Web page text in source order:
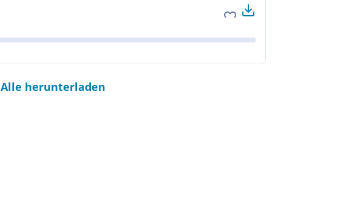
Zu Favoriten hinzufügen
Alle herunterladen